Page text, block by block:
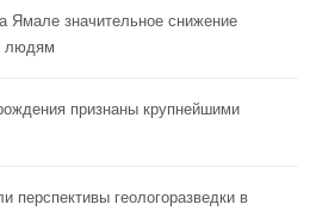
Ямале значительное снижение
людям
признаны крупнейшими
перспективы геологоразведки в